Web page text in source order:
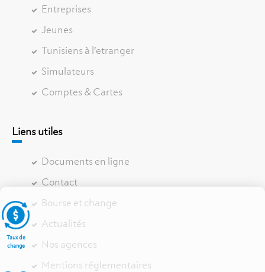
Entreprises
Jeunes
Tunisiens à l’etranger
Simulateurs
Comptes & Cartes
Liens utiles
Documents en ligne
Contact
Bourse et change
Actualités
Nos agences
Mentions réglementaires
Taux de
change